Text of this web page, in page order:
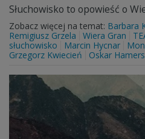
Słuchowisko to opowieść o
Zobacz więcej na temat: Barbara
Remigiusz Grzela
Wiera Gran
słuchowisko
Marcin Hycnar
Grzegorz Kwiecień
Oskar